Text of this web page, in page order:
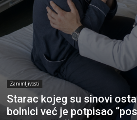
Zanimljivosti
Starac kojeg su sinovi
bolnici već je potpisao